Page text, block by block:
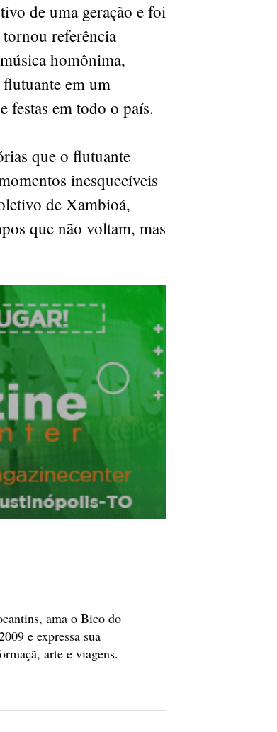
de uma geração e foi
referência
homônima,
em um
festas em todo o país.
que o flutuante
inesquecíveis
de Xambioá,
que não voltam, mas
ama o Bico do
e expressa sua
arte e viagens.